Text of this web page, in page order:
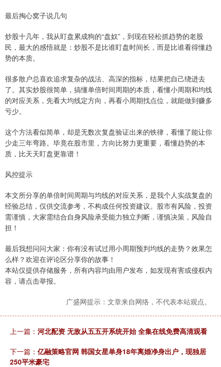
最后掏心窝子说几句
炒股十几年，我从盯盘累成狗的“盘奴”，到现在轻松抓趋势的老股
民，最大的感悟就是：炒股不是比谁盯盘时间长，而是比谁看得懂趋
势的本质。
很多散户总喜欢追求复杂的战法、高深的指标，结果把自己绕进去
了。其实炒股很简单，搞懂单倍时间周期的本质，看懂小周期和均线
的对应关系，先看大均线定方向，再看小周期找点位，就能做到赚多
亏少。
这个方法看似简单，却是无数次复盘验证出来的铁律，看懂了能让你
少走三年弯路。毕竟在股市里，方向比努力更重要，看懂趋势的本
质，比天天盯盘更靠谱！
风控提示
本文所分享的单倍时间周期与均线的对应关系，是我个人实战复盘的
经验总结，仅供交流参考，不构成任何投资建议。股市有风险，投资
需谨慎，大家需结合自身风险承受能力独立判断，谨慎决策，风险自
担！
最后我想问问大家：你有没有试过用小周期预判均线的走势？效果怎
么样？欢迎在评论区分享你的故事！
本站仅提供存储服务，所有内容均由用户发布，如发现有害或侵权内
容，请点击举报。
广盛网提示：文章来自网络，不代表本站观点。
上一篇： 河北配资 无敌从五五开系统开始 全集在线免费高清观看
下一篇： 亿融策略官网 韩国女星单身18年离婚净身出户，现独居
250平米豪宅